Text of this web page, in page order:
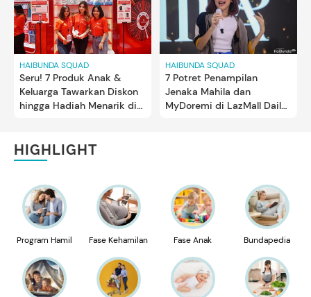
HAIBUNDA SQUAD
Seru! 7 Produk Anak &
Keluarga Tawarkan Diskon
hingga Hadiah Menarik di
HAIBUNDA SQUAD
7 Potret Penampilan
Jenaka Mahila dan
MyDoremi di LazMall Daily
HIGHLIGHT
Program Hamil Fase Kehamilan Fase Anak Bundapedia